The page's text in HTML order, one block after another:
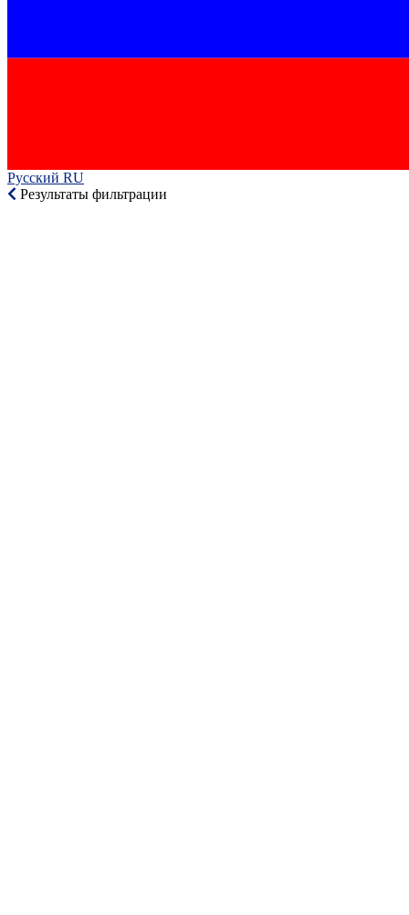
Русский RU‎
Результаты фильтрации